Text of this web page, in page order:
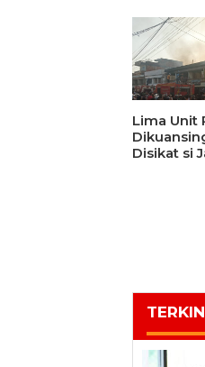
Lima Unit
Disikat si